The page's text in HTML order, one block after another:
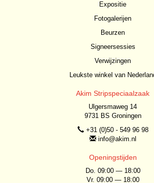
Expositie
Fotogalerijen
Beurzen
Signeersessies
Verwijzingen
Leukste winkel van
Akim Stripspeciaalzaak
Ulgersmaweg 14
9731 BS Groningen
+31 (0)50 - 549 96 98
info@akim.nl
Openingstijden
Do. 09:00 — 18:00
Vr. 09:00 — 18:00